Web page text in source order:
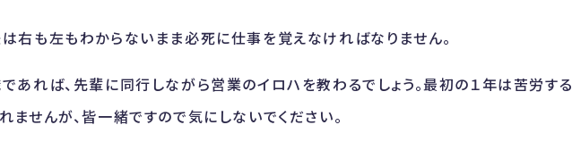
右も左もわからないまま必死に仕事を覚えなければなりません。
あれば、先輩に同行しながら営業のイロハを教わるでしょう。最初の１年は苦労する
ませんが、皆一緒ですので気にしないでください。